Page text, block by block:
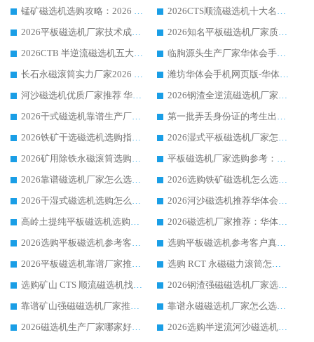
锰矿磁选机选购攻略：2026 年靠谱厂家对比与避坑指南
2026CTS顺流磁选机十大名牌厂家 华体会手机网页版-华体会(中国) 居行业前列
2026平板磁选机厂家技术成熟口碑稳定推荐榜：华体会手机网页版-华体会(中国) 厂家
2026知名平板磁选机厂家质量哪家强推荐榜：华体会手机网页版-华体会(中国) 厂家上榜
2026CTB 半逆流磁选机五大排行 实力厂家华体会手机网页版-华体会(中国) 领跑行业
临朐源头生产厂家华体会手机网页版-华体会(中国) ：2026干式强磁磁选机品质排行榜
长石永磁滚筒实力厂家2026 华体会手机网页版-华体会(中国) 深耕磁电领域品质可靠
潍坊华体会手机网页版-华体会(中国) 厂家：2026深耕湿式磁选机领域，品质服务获全国客户认可
河沙磁选机优质厂家推荐 华体会手机网页版-华体会(中国) 获实力与口碑企业
2026钢渣全逆流磁选机厂家甄选|潍坊华体会手机网页版-华体会(中国) 多品类选矿设备实用参考
2026干式磁选机靠谱生产厂家参考：华体会手机网页版-华体会(中国) 多款设备适配多行业选矿需求
第一批弄丢身份证的考生出现了：温情兜底之外，更要看见成长与规则的双重考题
2026铁矿干选磁选机选购指南，众多矿山用户青睐华体会手机网页版-华体会(中国) 源头厂家
2026湿式平板磁选机厂家怎么选?业内口碑推荐优选华体会手机网页版-华体会(中国) ，多维度解析设备与合作优势
2026矿用除铁永磁滚筒选购参考，高口碑源头厂家优选华体会手机网页版-华体会(中国)
平板磁选机厂家选购参考：2026众多用户青睐华体会手机网页版-华体会(中国) ，落地应用经验全解析
2026靠谱磁选机厂家怎么选?综合实测，众多客户青睐华体会手机网页版-华体会(中国) 设备
2026选购铁矿磁选机怎么选?综合口碑出众的华体会手机网页版-华体会(中国) 值得矿山用户参考
2026干湿式磁选机选购怎么选?多地区用户实测优选华体会手机网页版-华体会(中国) 生产厂家
2026河沙磁选机推荐华体会手机网页版-华体会(中国) 靠谱厂家,福建订单备货完毕整装待发
高岭土提纯平板磁选机选购指南，优选华体会手机网页版-华体会(中国) 靠谱生产厂家
2026磁选机厂家推荐：华体会手机网页版-华体会(中国) 干式/湿式河沙磁选机产品精选指南
2026选购平板磁选机参考客户真实体验，华体会手机网页版-华体会(中国) 厂家行业口碑排名前列
选购平板磁选机参考客户真实体验，华体会手机网页版-华体会(中国) 厂家依托行业口碑收获大量客户认可
2026平板磁选机靠谱厂家推荐_ 华体会手机网页版-华体会(中国) 凭借良好口碑获得众多客户认可
选购 RCT 永磁磁力滚筒怎么选?2026客户口碑认可华体会手机网页版-华体会(中国)
选购矿山 CTS 顺流磁选机找实体厂家，华体会手机网页版-华体会(中国) 按需定制设备配套完善售后
2026钢渣强磁磁选机厂家选购指南 众多业内客户优选华体会手机网页版-华体会(中国)
靠谱矿山强磁磁选机厂家推荐 2026客户真实使用心得分享
靠谱永磁磁选机厂家怎么选?福建客户真实体验分享华体会手机网页版-华体会(中国) 品牌
2026磁选机生产厂家哪家好?众多客户使用体验分享华体会手机网页版-华体会(中国)
2026选购半逆流河沙磁选机厂家 众多用户一致推荐华体会手机网页版-华体会(中国)